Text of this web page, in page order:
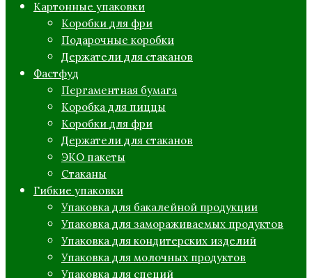
Картонные упаковки
Коробки для фри
Подарочные коробки
Держатели для стаканов
Фастфуд
Пергаментная бумага
Коробка для пиццы
Коробки для фри
Держатели для стаканов
ЭКО пакеты
Стаканы
Гибкие упаковки
Упаковка для бакалейной продукции
Упаковка для замораживаемых продуктов
Упаковка для кондитерских изделий
Упаковка для молочных продуктов
Упаковка для специй